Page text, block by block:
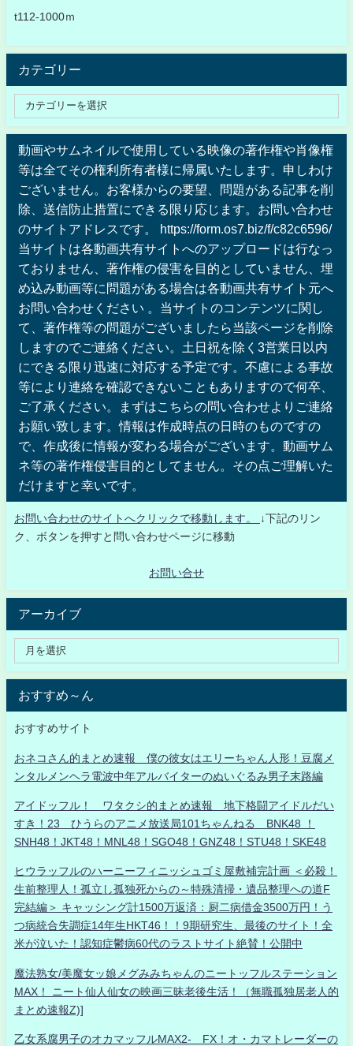
t112-1000ｍ
カテゴリー
動画やサムネイルで使用している映像の著作権や肖像権
等は全てその権利所有者様に帰属いたします。申しわけ
ございません。お客様からの要望、問題がある記事を削
除、送信防止措置にできる限り応じます。お問い合わせ
のサイトアドレスです。 https://form.os7.biz/f/c82c6596/
当サイトは各動画共有サイトへのアップロードは行なっ
ておりません、著作権の侵害を目的としていません、埋
め込み動画等に問題がある場合は各動画共有サイト元へ
お問い合わせください 。当サイトのコンテンツに関し
て、著作権等の問題がございましたら当該ページを削除
しますのでご連絡ください。土日祝を除く3営業日以内
にできる限り迅速に対応する予定です。不慮による事故
等により連絡を確認できないこともありますので何卒、
ご了承ください。まずはこちらの問い合わせよりご連絡
お願い致します。情報は作成時点の日時のものですの
で、作成後に情報が変わる場合がございます。動画サム
ネ等の著作権侵害目的としてません。その点ご理解いた
だけますと幸いです。
お問い合わせのサイトへクリックで移動します。
↓下記のリン
ク、ボタンを押すと問い合わせページに移動
お問い合せ
アーカイブ
おすすめ～ん
おすすめサイト
おネコさん的まとめ速報 僕の彼女はエリーちゃん人形！豆腐メ
ンタルメンヘラ電波中年アルバイターのぬいぐるみ男子末路編
アイドッフル！ ワタクシ的まとめ速報 地下格闘アイドルだい
すき！23 ひうらのアニメ放送局101ちゃんねる BNK48 ！
SNH48！JKT48！MNL48！SGO48！GNZ48！STU48！SKE48
ヒウラッフルのハーニーフィニッシュゴミ屋敷補完計画 ＜必殺！
生前整理人！孤立し孤独死からの～特殊清掃・遺品整理への道F
完結編＞ キャッシング計1500万返済：厨二病借金3500万円！う
つ病統合失調症14年生HKT46！！9期研究生、最後のサイト！全
米が泣いた！認知症鬱病60代のラストサイト絶賛！公開中
魔法熟女/美魔女ッ娘メグみみちゃんのニートッフルステーション
MAX！ ニート仙人仙女の映画三昧老後生活！（無職孤独居老人的
まとめ速報Z)]
乙女系腐男子のオカマッフルMAX2- FX！オ・カマトレーダーの